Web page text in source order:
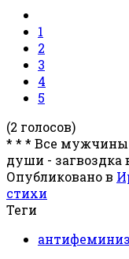
1
2
3
4
5
(2 голосов)
* * * Все мужчины
души - загвоздка
Опубликовано в
стихи
Теги